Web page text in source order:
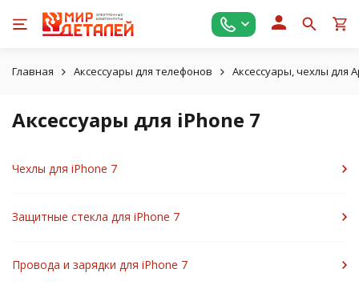
Главная Аксессуары для телефонов Аксессуары, чехлы для
Аксессуары для iPhone 7
Чехлы для iPhone 7
Защитные стекла для iPhone 7
Провода и зарядки для iPhone 7